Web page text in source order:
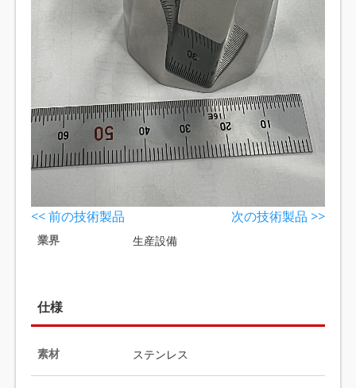
<< 前の技術製品 次の技術製品 >>
業界 生産設備
仕様
素材 ステンレス